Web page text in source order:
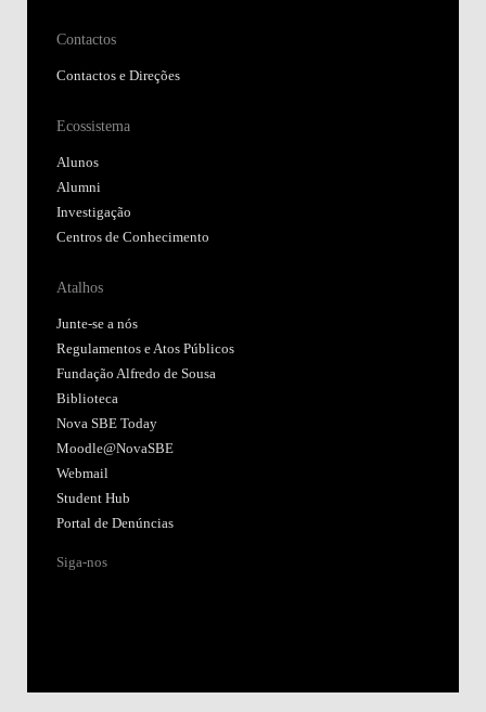
Contactos
Contactos e Direções
Ecossistema
Alunos
Alumni
Investigação
Centros de Conhecimento
Atalhos
Junte-se a nós
Regulamentos e Atos Públicos
Fundação Alfredo de Sousa
Biblioteca
Nova SBE Today
Moodle@NovaSBE
Webmail
Student Hub
Portal de Denúncias
Siga-nos